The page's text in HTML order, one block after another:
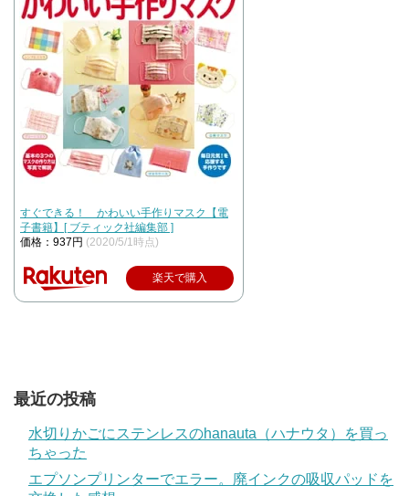
すぐできる！ かわいい手作りマスク【電
子書籍】[ ブティック社編集部 ]
価格：937円 (2020/5/1時点)
楽天で購入
最近の投稿
水切りかごにステンレスのhanauta（ハナウタ）を買っ
ちゃった
エプソンプリンターでエラー。廃インクの吸収パッドを